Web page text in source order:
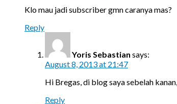
Klo mau jadi subscriber gmn caranya mas?
Reply
Yoris Sebastian says:
August 8, 2013 at 21:47
Hi Bregas, di blog saya sebelah
Reply